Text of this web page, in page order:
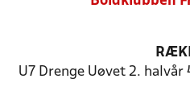
U7 Drenge Uøvet 2.